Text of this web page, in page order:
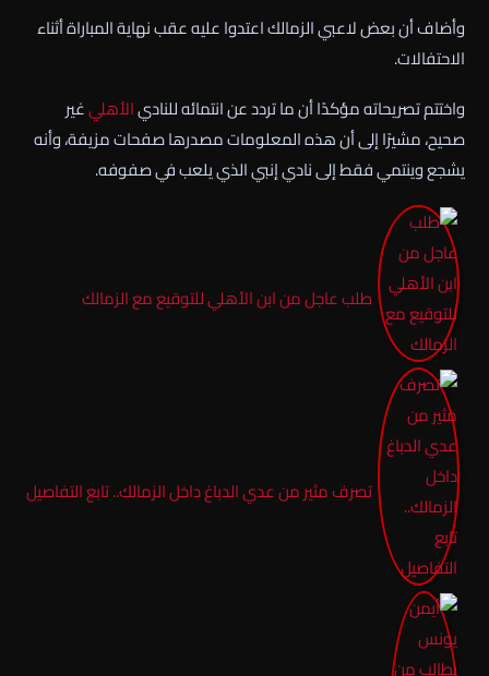
وأضاف أن بعض لاعبي الزمالك اعتدوا عليه عقب نهاية المباراة أثناء
الاحتفالات.
واختتم تصريحاته مؤكدًا أن ما تردد عن انتمائه للناديالأهليغير
صحيح، مشيرًا إلى أن هذه المعلومات مصدرها صفحات مزيفة، وأنه
يشجع وينتمي فقط إلى نادي إنبي الذي يلعب في صفوفه.
طلب عاجل من ابن الأهلي للتوقيع مع الزمالك
تصرف مثير من عدي الدباغ داخل الزمالك.. تابع التفاصيل